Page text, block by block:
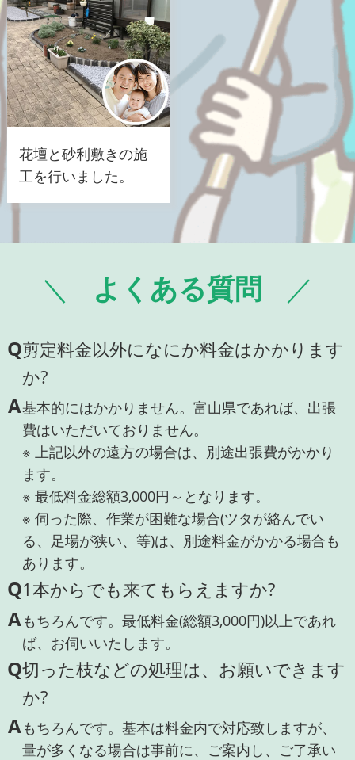
花壇と砂利敷きの施
工を行いました。
よくある質問
Q剪定料金以外になにか料金はかかります
か?
A基本的にはかかりません。富山県であれば、出張
費はいただいておりません。
※ 上記以外の遠方の場合は、別途出張費がかかり
ます。
※ 最低料金総額3,000円～となります。
※ 伺った際、作業が困難な場合(ツタが絡んでい
る、足場が狭い、等)は、別途料金がかかる場合も
あります。
Q1本からでも来てもらえますか?
Aもちろんです。最低料金(総額3,000円)以上であれ
ば、お伺いいたします。
Q切った枝などの処理は、お願いできます
か?
Aもちろんです。基本は料金内で対応致しますが、
量が多くなる場合は事前に、ご案内し、ご了承い